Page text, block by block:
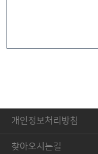
개인정보처리방침
찾아오시는길